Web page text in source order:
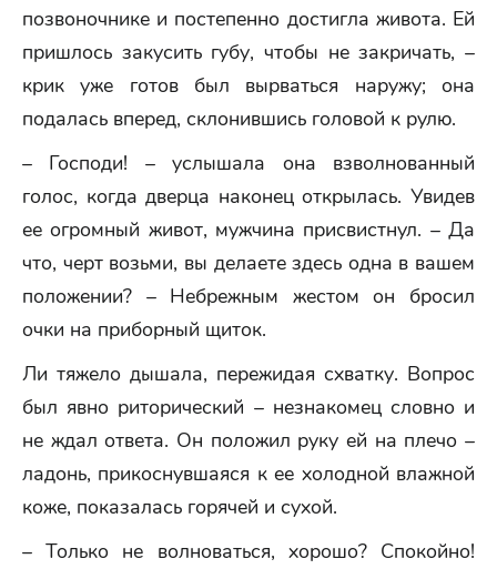
позвоночнике и постепенно достигла живота. Ей
пришлось закусить губу, чтобы не закричать, –
крик уже готов был вырваться наружу; она
подалась вперед, склонившись головой к рулю.
– Господи! – услышала она взволнованный
голос, когда дверца наконец открылась. Увидев
ее огромный живот, мужчина присвистнул. – Да
что, черт возьми, вы делаете здесь одна в вашем
положении? – Небрежным жестом он бросил
очки на приборный щиток.
Ли тяжело дышала, пережидая схватку. Вопрос
был явно риторический – незнакомец словно и
не ждал ответа. Он положил руку ей на плечо –
ладонь, прикоснувшаяся к ее холодной влажной
коже, показалась горячей и сухой.
– Только не волноваться, хорошо? Спокойно!